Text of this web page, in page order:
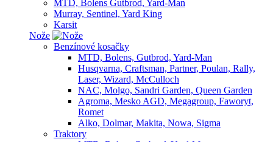
MTD, Bolens Gutbrod, Yard-Man
Murray, Sentinel, Yard King
Karsit
Nože
Benzínové kosačky
MTD, Bolens, Gutbrod, Yard-Man
Husqvarna, Craftsman, Partner, Poulan, Rally,
Laser, Wizard, McCulloch
NAC, Molgo, Sandri Garden, Queen Garden
Agroma, Mesko AGD, Megagroup, Faworyt,
Romet
Alko, Dolmar, Makita, Nowa, Sigma
Traktory